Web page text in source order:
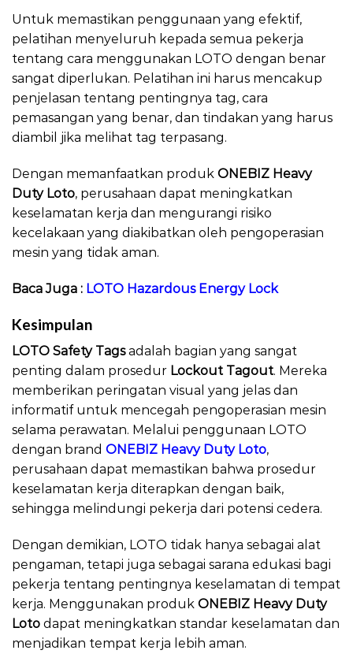
Untuk memastikan penggunaan yang efektif,
pelatihan menyeluruh kepada semua pekerja
tentang cara menggunakan LOTO dengan benar
sangat diperlukan. Pelatihan ini harus mencakup
penjelasan tentang pentingnya tag, cara
pemasangan yang benar, dan tindakan yang harus
diambil jika melihat tag terpasang.
Dengan memanfaatkan produk ONEBIZ Heavy
Duty Loto, perusahaan dapat meningkatkan
keselamatan kerja dan mengurangi risiko
kecelakaan yang diakibatkan oleh pengoperasian
mesin yang tidak aman.
Baca Juga : LOTO Hazardous Energy Lock
Kesimpulan
LOTO Safety Tagsadalah bagian yang sangat
penting dalam prosedur Lockout Tagout. Mereka
memberikan peringatan visual yang jelas dan
informatif untuk mencegah pengoperasian mesin
selama perawatan. Melalui penggunaan LOTO
dengan brand ONEBIZ Heavy Duty Loto,
perusahaan dapat memastikan bahwa prosedur
keselamatan kerja diterapkan dengan baik,
sehingga melindungi pekerja dari potensi cedera.
Dengan demikian, LOTO tidak hanya sebagai alat
pengaman, tetapi juga sebagai sarana edukasi bagi
pekerja tentang pentingnya keselamatan di tempat
kerja. Menggunakan produk ONEBIZ Heavy Duty
Loto dapat meningkatkan standar keselamatan dan
menjadikan tempat kerja lebih aman.